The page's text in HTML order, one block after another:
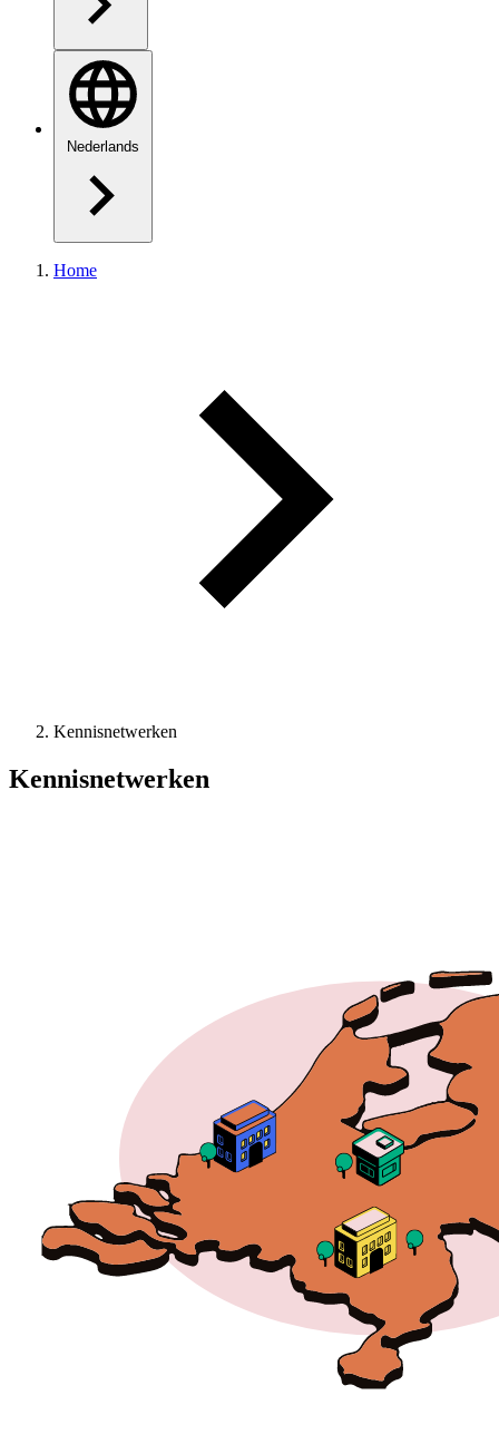
Nederlands
Home
Kennisnetwerken
Kennisnetwerken